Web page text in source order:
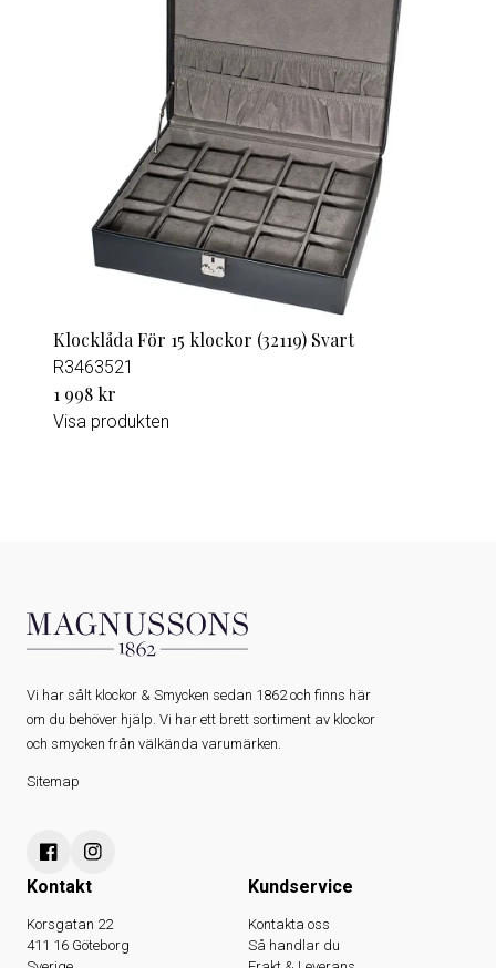
Klocklåda För 15 klockor (32119) Svart
R3463521
1 998 kr
Visa produkten
Vi har sålt klockor & Smycken sedan 1862 och finns här
om du behöver hjälp. Vi har ett brett sortiment av klockor
och smycken från välkända varumärken.
Sitemap
Kontakt
Korsgatan 22
411 16 Göteborg
Kundservice
Kontakta oss
Så handlar du